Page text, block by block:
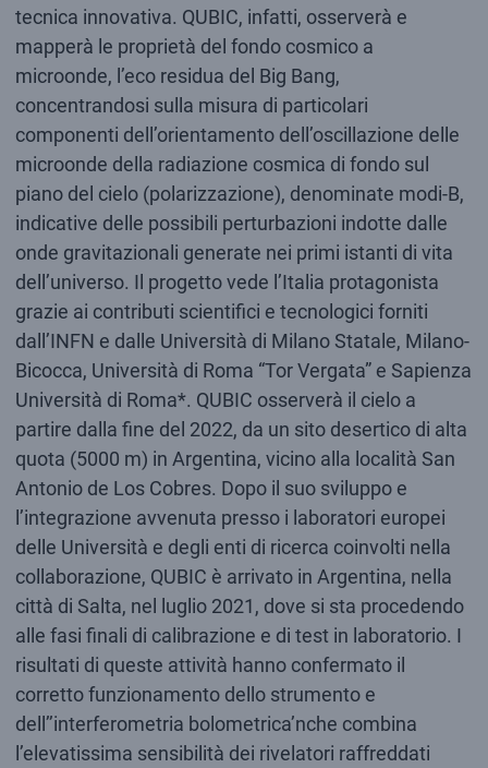
tecnica innovativa. QUBIC, infatti, osserverà e
mapperà le proprietà del fondo cosmico a
microonde, l’eco residua del Big Bang,
concentrandosi sulla misura di particolari
componenti dell’orientamento dell’oscillazione delle
microonde della radiazione cosmica di fondo sul
piano del cielo (polarizzazione), denominate modi-B,
indicative delle possibili perturbazioni indotte dalle
onde gravitazionali generate nei primi istanti di vita
dell’universo. Il progetto vede l’Italia protagonista
grazie ai contributi scientifici e tecnologici forniti
dall’INFN e dalle Università di Milano Statale, Milano-
Bicocca, Università di Roma “Tor Vergata” e Sapienza
Università di Roma*. QUBIC osserverà il cielo a
partire dalla fine del 2022, da un sito desertico di alta
quota (5000 m) in Argentina, vicino alla località San
Antonio de Los Cobres. Dopo il suo sviluppo e
l’integrazione avvenuta presso i laboratori europei
delle Università e degli enti di ricerca coinvolti nella
collaborazione, QUBIC è arrivato in Argentina, nella
città di Salta, nel luglio 2021, dove si sta procedendo
alle fasi finali di calibrazione e di test in laboratorio. I
risultati di queste attività hanno confermato il
corretto funzionamento dello strumento e
dell’’interferometria bolometrica’nche combina
l’elevatissima sensibilità dei rivelatori raffreddati